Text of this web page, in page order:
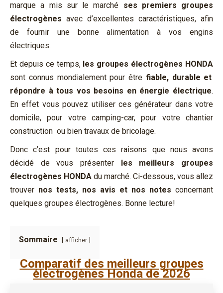
marque a mis sur le marché ses premiers groupes
électrogènes avec d’excellentes caractéristiques, afin
de fournir une bonne alimentation à vos engins
électriques.
Et depuis ce temps, les groupes électrogènes HONDA
sont connus mondialement pour être fiable, durable et
répondre à tous vos besoins en énergie électrique.
En effet vous pouvez utiliser ces générateur dans votre
domicile, pour votre camping-car, pour votre chantier
construction ou bien travaux de bricolage.
Donc c’est pour toutes ces raisons que nous avons
décidé de vous présenter les meilleurs groupes
électrogènes HONDA du marché. Ci-dessous, vous allez
trouver nos tests, nos avis et nos notes concernant
quelques groupes électrogènes. Bonne lecture!
Sommaire afficher
Comparatif des meilleurs groupes
électrogènes Honda de 2026